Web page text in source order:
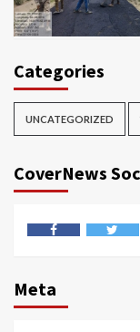
Categories
UNCATEGORIZED
CoverNews
Meta